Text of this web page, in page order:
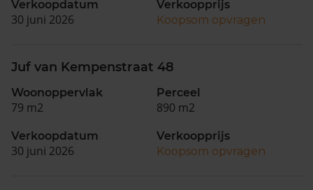
Verkoopdatum
30 juni 2026
Verkoopprijs
Koopsom opvragen
Juf van Kempenstraat 48
Woonoppervlak
79 m2
Perceel
890 m2
Verkoopdatum
30 juni 2026
Verkoopprijs
Koopsom opvragen